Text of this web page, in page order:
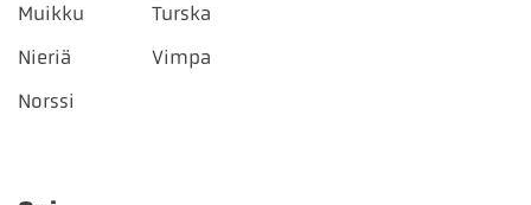
Muikku
Nieriä
Norssi
Turska
Vimpa